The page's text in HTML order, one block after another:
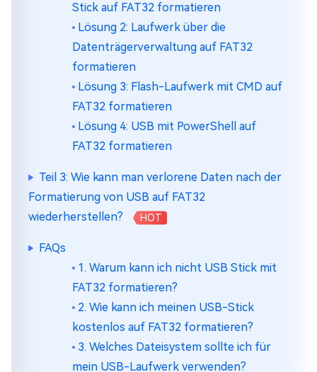
Stick auf FAT32 formatieren
Lösung 2: Laufwerk über die
Datenträgerverwaltung auf FAT32
formatieren
Lösung 3: Flash-Laufwerk mit CMD auf
FAT32 formatieren
Lösung 4: USB mit PowerShell auf
FAT32 formatieren
Teil 3: Wie kann man verlorene Daten nach der
Formatierung von USB auf FAT32
wiederherstellen?
HOT
FAQs
1. Warum kann ich nicht USB Stick mit
FAT32 formatieren?
2. Wie kann ich meinen USB-Stick
kostenlos auf FAT32 formatieren?
3. Welches Dateisystem sollte ich für
mein USB-Laufwerk verwenden?